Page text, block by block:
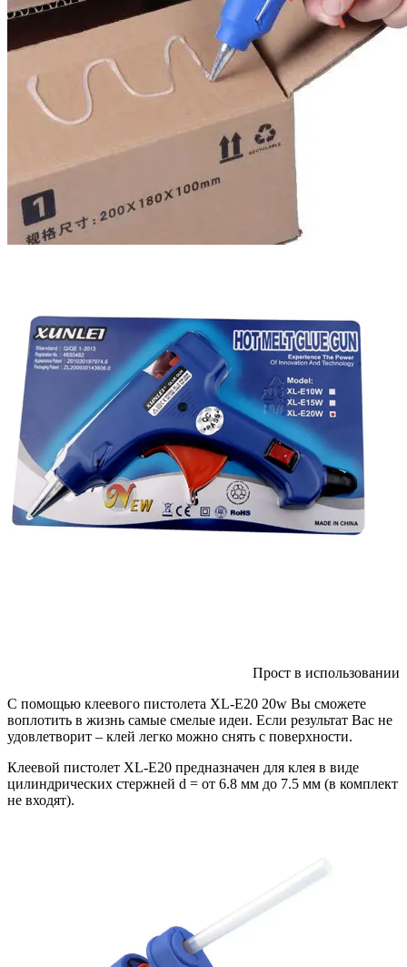
Прост в использовании
С помощью клеевого пистолета XL-E20 20w Вы сможете
воплотить в жизнь самые смелые идеи. Если результат Вас не
удовлетворит – клей легко можно снять с поверхности.
Клеевой пистолет XL-E20 предназначен для клея в виде
цилиндрических стержней d = от 6.8 мм до 7.5 мм (в комплект
не входят).